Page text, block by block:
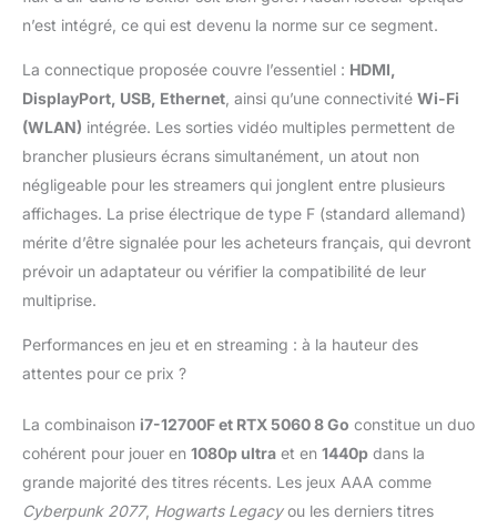
vous êtes idéalement
suffisamment de jeux,
un disque dur rapide
de 1000 Go M.2 NVMe
sera installé, sur lequel
programmes Office
sont déjà installés.
Pour un moment de jeu
contrôlable dans notre
crée une ambiance de
jeu colorée à la maison.
Grâce à sa multitude de
connexions telles que
n’est intégré, ce qui est devenu la norme sur ce segment.
La connectique proposée couvre l’essentiel : HDMI,
DisplayPort, USB, Ethernet , ainsi qu’une connectivité Wi-Fi
(WLAN) intégrée. Les sorties vidéo multiples permettent de
brancher plusieurs écrans simultanément, un atout non
négligeable pour les streamers qui jonglent entre plusieurs
affichages. La prise électrique de type F (standard allemand)
mérite d’être signalée pour les acheteurs français, qui devront
prévoir un adaptateur ou vérifier la compatibilité de leur
multiprise.
Performances en jeu et en streaming : à la hauteur des
attentes pour ce prix ?
La combinaison i7-12700F et RTX 5060 8 Go constitue un duo
cohérent pour jouer en 1080p ultra et en 1440p dans la
grande majorité des titres récents. Les jeux AAA comme
Cyberpunk 2077, Hogwarts Legacyou les derniers titres